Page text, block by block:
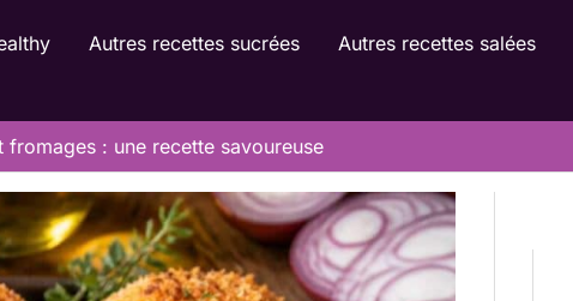
Autres recettes sucrées Autres recettes salées
: une recette savoureuse